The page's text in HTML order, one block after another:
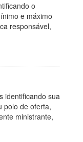
o
e máximo
responsável,
identificando sua
polo de oferta,
ministrante,